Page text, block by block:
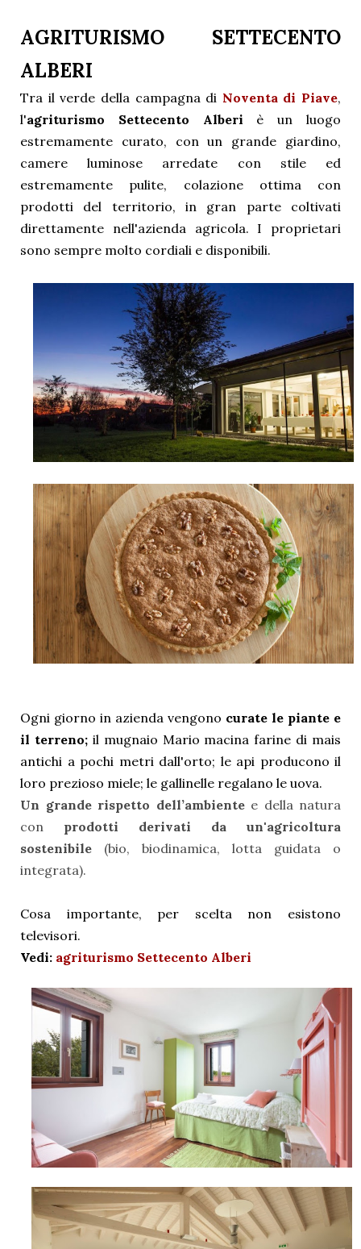
AGRITURISMO SETTECENTO
ALBERI
Tra il verde della campagna di Noventa di Piave,
l'agriturismo Settecento Alberi è un luogo
estremamente curato, con un grande giardino,
camere luminose arredate con stile ed
estremamente pulite, colazione ottima con
prodotti del territorio, in gran parte coltivati
direttamente nell'azienda agricola. I proprietari
sono sempre molto cordiali e disponibili.
Ogni giorno in azienda vengono curate le piante e
il terreno; il mugnaio Mario macina farine di mais
antichi a pochi metri dall'orto; le api producono il
loro prezioso miele; le gallinelle regalano le uova.
Un grande rispetto dell’ambientee della natura
con prodotti derivati da un'agricoltura
sostenibile (bio, biodinamica, lotta guidata o
integrata).
Cosa importante, per scelta non esistono
televisori.
Vedi: agriturismo Settecento Alberi